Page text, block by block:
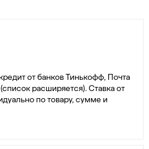
от банков Тинькофф, Почта
расширяется). Ставка от
по товару, сумме и